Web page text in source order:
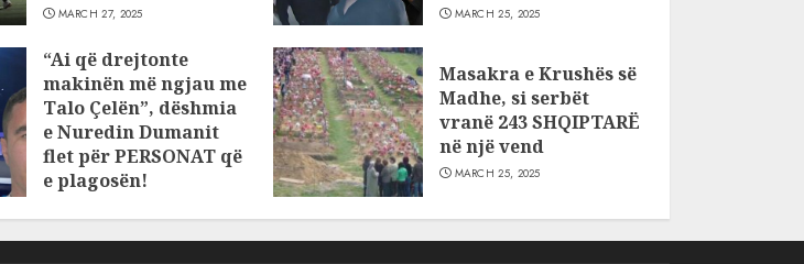
MARCH 27, 2025 MARCH 25, 2025
“Ai që drejtonte
makinën më ngjau me
Talo Çelën”, dëshmia
e Nuredin Dumanit
flet për PERSONAT që
e plagosën!
Masakra e Krushës së
Madhe, si serbët
vranë 243 SHQIPTARË
në një vend
MARCH 25, 2025